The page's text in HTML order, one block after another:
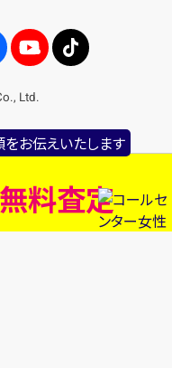
お伝えいたします
料査定
Ltd.